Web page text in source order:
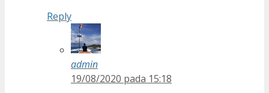
Reply
admin
19/08/2020 pada 15:18